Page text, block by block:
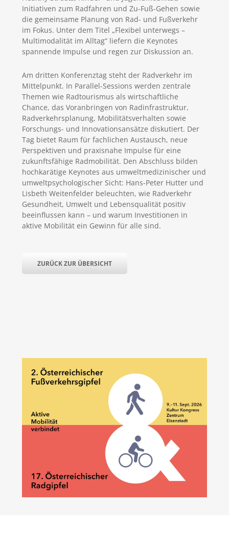
Initiativen zum Radfahren und Zu-Fuß-Gehen sowie
die gemeinsame Planung von Rad- und Fußverkehr
im Fokus. Unter dem Titel „Flexibel unterwegs –
Multimodalität im Alltag“ liefern die Keynotes
spannende Impulse und regen zur Diskussion an.
Am dritten Konferenztag steht der Radverkehr im
Mittelpunkt. In Parallel-Sessions werden zentrale
Themen wie Radtourismus als wirtschaftliche
Chance, das Voranbringen von Radinfrastruktur,
Radverkehrsplanung, Mobilitätsverhalten sowie
Forschungs- und Innovationsansätze diskutiert. Der
Tag bietet Raum für fachlichen Austausch, neue
Perspektiven und praxisnahe Impulse für eine
zukunftsfähige Radmobilität. Den Abschluss bilden
hochkarätige Keynotes aus umweltmedizinischer und
umweltpsychologischer Sicht: Hans-Peter Hutter und
Lisbeth Weitenfelder beleuchten, wie Radverkehr
Gesundheit, Umwelt und Lebensqualität positiv
beeinflussen kann – und warum Investitionen in
aktive Mobilität ein Gewinn für alle sind.
ZURÜCK ZUR ÜBERSICHT